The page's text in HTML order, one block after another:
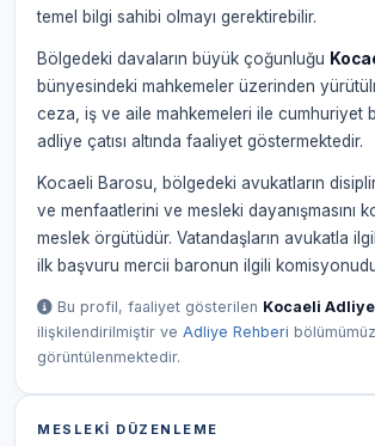
temel bilgi sahibi olmayı gerektirebilir.
Bölgedeki davaların büyük çoğunluğu
bünyesindeki mahkemeler üzerinden
ceza, iş ve aile mahkemeleri ile cumhuriyet
adliye çatısı altında faaliyet göstermektedir.
Kocaeli Barosu, bölgedeki avukatların
ve menfaatlerini ve mesleki dayanışmasını
meslek örgütüdür. Vatandaşların avukatla
ilk başvuru mercii baronun ilgili
Bu profil, faaliyet gösterilen Kocaeli
ilişkilendirilmiştir ve Adliye Rehberi
görüntülenmektedir.
MESLEKI DÜZENLEME